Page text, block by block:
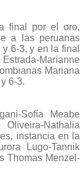
final por el oro,
a las peruanas
6-3, y en la final
Marianne
Mariana
6-3.
Sofía Meabe
Nathalia
instancia en la
Lugo-Tannik
Thomas Menzel-